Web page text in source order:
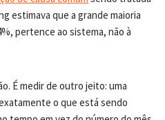
estimava que a grande maioria
pertence ao sistema, não à
É medir de outro jeito: uma
o que está sendo